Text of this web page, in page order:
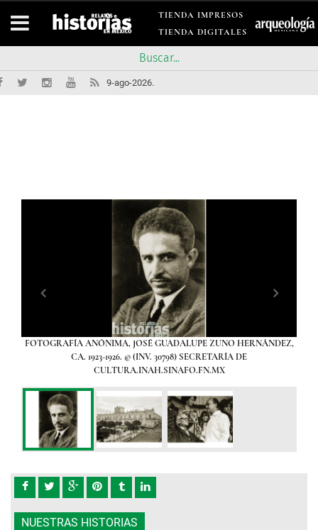
TIENDA IMPRESOS
TIENDA DIGITALES
9-ago-2026.
FOTOGRAFÍA ANÓNIMA, JOSÉ GUADALUPE ZUNO HERNÁNDEZ,
CA. 1923-1926. © (INV. 30798) SECRETARÍA DE
CULTURA.INAH.SINAFO.FN.MX
NUESTRAS HISTORIAS